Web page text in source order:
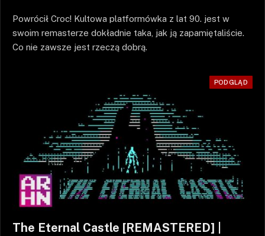
Powrócił Croc! Kultowa platformówka z lat 90. jest w
swoim remasterze dokładnie taka, jak ją zapamiętaliście.
Co nie zawsze jest rzeczą dobrą.
PODGLĄD
The Eternal Castle [REMASTERED] |